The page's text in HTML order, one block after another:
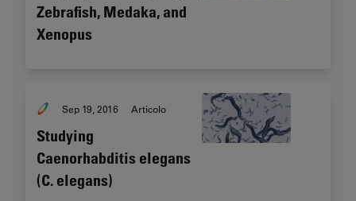
Zebrafish, Medaka, and
Xenopus
Sep 19, 2016 Articolo
Studying
Caenorhabditis elegans
(C. elegans)